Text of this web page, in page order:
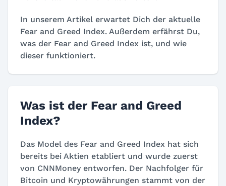
In unserem Artikel erwartet Dich der aktuelle
Fear and Greed Index. Außerdem erfährst Du,
was der Fear and Greed Index ist, und wie
dieser funktioniert.
Was ist der Fear and Greed
Index?
Das Model des Fear and Greed Index hat sich
bereits bei Aktien etabliert und wurde zuerst
von CNNMoney entworfen. Der Nachfolger für
Bitcoin und Kryptowährungen stammt von der